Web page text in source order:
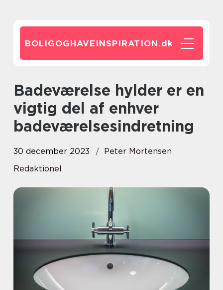
BOLIGOGHAVEINSPIRATION.dk
Badeværelse hylder er en
vigtig del af enhver
badeværelsesindretning
30 december 2023
Peter Mortensen
Redaktionel